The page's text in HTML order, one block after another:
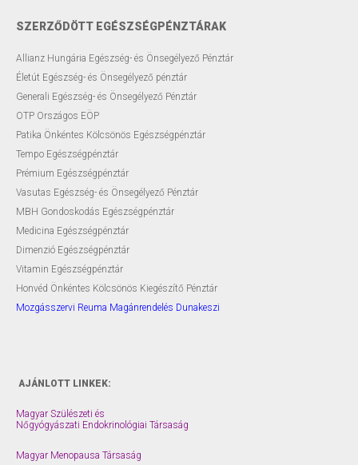
SZERZŐDÖTT EGÉSZSÉGPÉNZTÁRAK
Allianz Hungária Egészség- és Önsegélyező Pénztár
Életút Egészség- és Önsegélyező pénztár
Generali Egészség- és Önsegélyező Pénztár
OTP Országos EÖP
Patika Önkéntes Kölcsönös Egészségpénztár
Tempo Egészségpénztár
Prémium Egészségpénztár
Vasutas Egészség- és Önsegélyező Pénztár
MBH Gondoskodás Egészségpénztár
Medicina Egészségpénztár
Dimenzió Egészségpénztár
Vitamin Egészségpénztár
Honvéd Önkéntes Kölcsönös Kiegészítő Pénztár
Mozgásszervi Reuma Magánrendelés Dunakeszi
AJÁNLOTT LINKEK:
Magyar Szülészeti és
Nőgyógyászati Endokrinológiai Társaság
Magyar Menopausa Társaság